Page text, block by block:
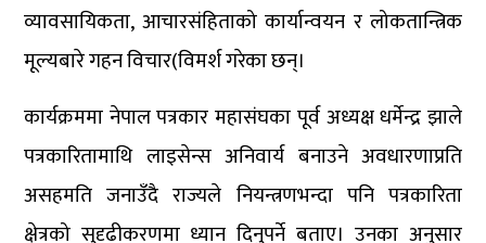
व्यावसायिकता, आचारसंहिताको कार्यान्वयन र लोकतान्त्रिक
मूल्यबारे गहन विचार(विमर्श गरेका छन्।
कार्यक्रममा नेपाल पत्रकार महासंघका पूर्व अध्यक्ष धर्मेन्द्र झाले
पत्रकारितामाथि लाइसेन्स अनिवार्य बनाउने अवधारणाप्रति
असहमति जनाउँदै राज्यले नियन्त्रणभन्दा पनि पत्रकारिता
क्षेत्रको सुदृढीकरणमा ध्यान दिनुपर्ने बताए। उनका अनुसार